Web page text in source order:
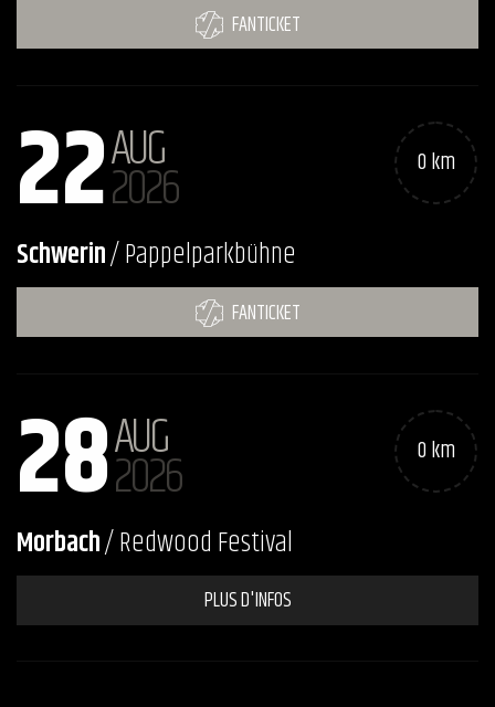
FANTICKET
22AUG
2026 0 km
Schwerin/ Pappelparkbühne
FANTICKET
28AUG
2026 0 km
Morbach/ Redwood Festival
PLUS D'INFOS